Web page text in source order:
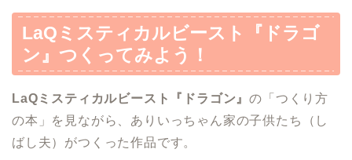
LaQミスティカルビースト『ドラゴ
ン』 つくってみよう！
LaQミスティカルビースト『ドラゴン』の「つくり方
の本」を見ながら、ありいっちゃん家の子供たち（し
ばし夫）がつくった作品です。